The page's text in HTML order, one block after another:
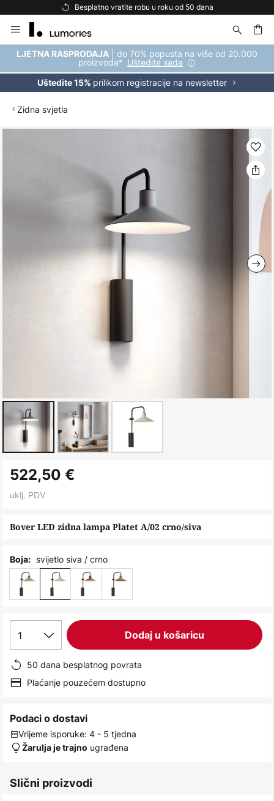
Besplatno vratite robu u roku od 50 dana
to
Content
LJETNA RASPRODAJA | do 70% popusta na više od 20.000
proizvoda* Uštedite sada
Uštedite 15% prilikom registracije na newsletter
Zidna svjetla
to
the
of
images
gallery
Bover LED zidna lampa Platet A/02 crno/siva
522,50 €
uklj. PDV
Boja: svijetlo siva / crno
1 Dodaj u košaricu
50 dana besplatnog povrata
Plaćanje pouzećem dostupno
Podaci o dostavi
Vrijeme isporuke: 4 - 5 tjedna
Žarulja je trajno ugrađena
Slični proizvodi